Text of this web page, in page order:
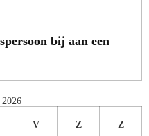
bij aan een
2026
V Z Z